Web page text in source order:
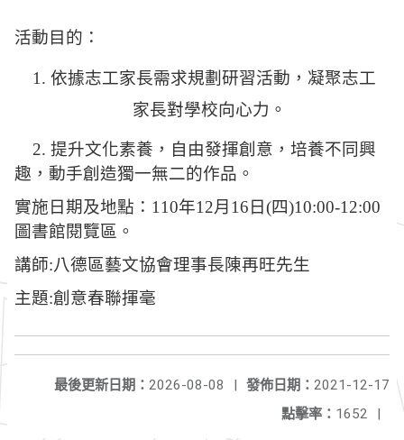
活動目的：
1.依據志工家長需求規劃研習活動，凝聚志工
家長對學校向心力。
2. 提升文化素養，自由發揮創意，培養不同興
趣，動手創造獨一無二的作品。
實施日期及地點：110年12月16日(四)10:00-12:00
圖書館閱覽區。
講師:八德區藝文協會理事長陳再旺先生
主題:創意春聯揮毫
發佈日期： 2021-12-17
最後更新日期： 2026-08-08
|
點擊率： 1652 |